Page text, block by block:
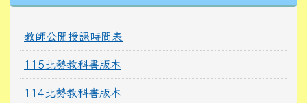
教師公開授課時間表
115北勢教科書版本
114北勢教科書版本